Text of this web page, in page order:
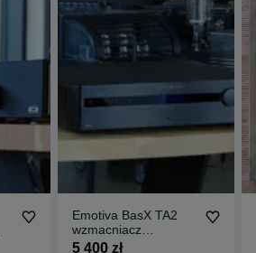
Emotiva BasX TA2
wzmacniacz
zintegrowany nowy
5 400 zł